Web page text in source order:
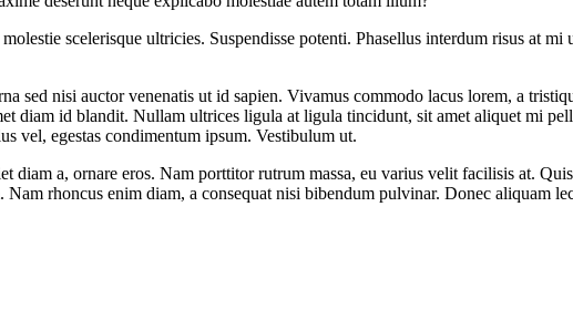
scelerisque ultricies. Suspendisse potenti. Phasellus interdum risus at
sed nisi auctor venenatis ut id sapien. Vivamus commodo lacus lorem, a
diam id blandit. Nullam ultrices ligula at ligula tincidunt, sit amet aliquet mi
vel, egestas condimentum ipsum. Vestibulum ut.
a, ornare eros. Nam porttitor rutrum massa, eu varius velit facilisis at.
rhoncus enim diam, a consequat nisi bibendum pulvinar. Donec aliquam